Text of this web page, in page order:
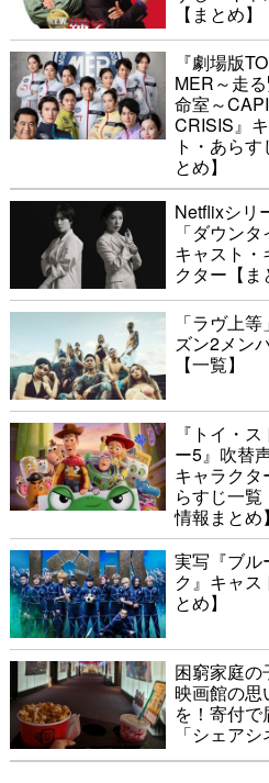
【まとめ】
『劇場版
MER～走
命室～
CRISIS』
ト・あらす
とめ】
Netflixシリ
「ダウンタ
キャスト・
クター【ま
「ラヴ上
ズン2メン
【一覧】
『トイ・ス
ー5』吹替
キャラクタ
らすじ一覧
情報まとめ】
実写『ブル
ク』キャス
とめ】
困窮家庭の
映画館の思
を！寄付で
「シェアシ